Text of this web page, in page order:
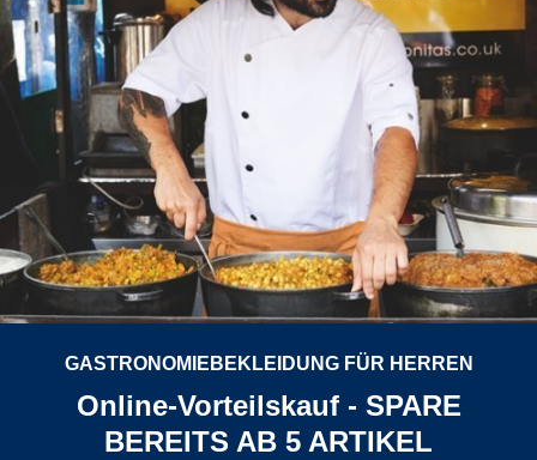
GASTRONOMIEBEKLEIDUNG FÜR HERREN
Online-Vorteilskauf - SPARE
BEREITS AB 5 ARTIKEL